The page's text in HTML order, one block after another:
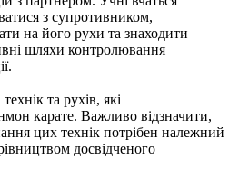
з супротивником,
на його рухи та знаходити
шляхи контролювання
та рухів, які
карате. Важливо відзначити,
цих технік потрібен належний
досвідченого